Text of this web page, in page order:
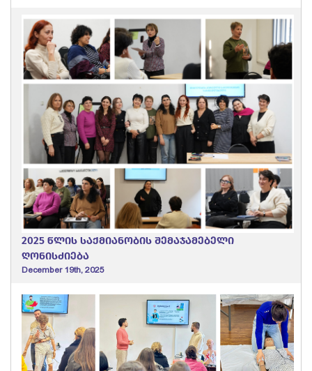
2025 წლის საქმიანობის შემაჯამებელი
ღონისძიება
December 19th, 2025